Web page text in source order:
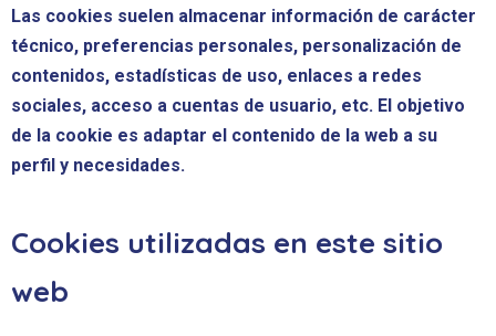
Las cookies suelen almacenar información de carácter
técnico, preferencias personales, personalización de
contenidos, estadísticas de uso, enlaces a redes
sociales, acceso a cuentas de usuario, etc. El objetivo
de la cookie es adaptar el contenido de la web a su
perfil y necesidades.
Cookies utilizadas en este sitio
web